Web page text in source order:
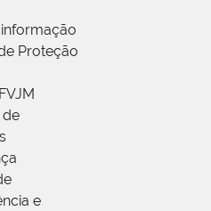
Proteção
de
e